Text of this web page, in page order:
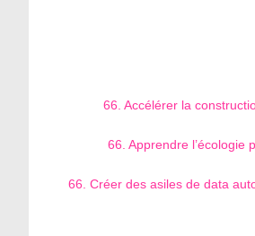
66. Accélérer la
66. Apprendre l’écologie
66. Créer des asiles de data